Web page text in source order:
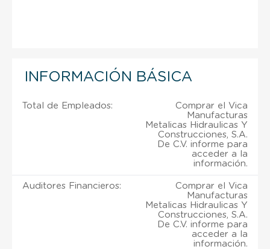
INFORMACIÓN BÁSICA
Total de Empleados:
Comprar el Vica
Manufacturas
Metalicas Hidraulicas Y
Construcciones, S.A.
De C.V. informe para
acceder a la
información.
Auditores Financieros:
Comprar el Vica
Manufacturas
Metalicas Hidraulicas Y
Construcciones, S.A.
De C.V. informe para
acceder a la
información.